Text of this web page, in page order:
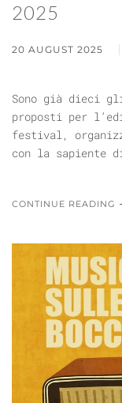
2025
20 AUGUST 2025
Sono già dieci
proposti per
festival,
con la sapiente
CONTINUE READING